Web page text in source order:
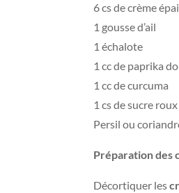
6 cs de crème
1 gousse d’ail
1 échalote
1 cc de paprika
1 cc de curcuma
1 cs de sucre roux
Persil ou
Préparation des
Décortiquer les